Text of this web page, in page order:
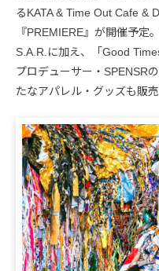
るKATA & Time Out Cafe &
『PREMIERE』が開催予定
S.A.R.に加え、「Good
プロデューサー・SPENSR
たなアパレル・グッズも販売